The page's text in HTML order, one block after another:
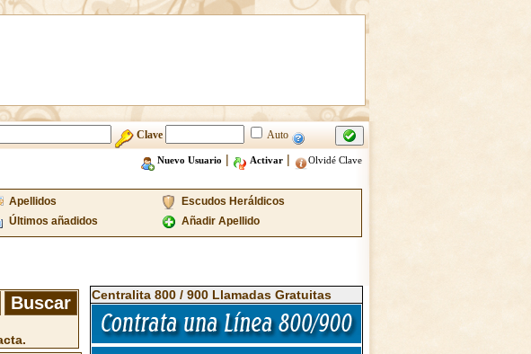
Clave Auto
Nuevo Usuario | Activar| Olvidé Clave
Apellidos
Escudos Heráldicos
Últimos añadidos Añadir Apellido
Centralita 800 / 900 Llamadas Gratuitas